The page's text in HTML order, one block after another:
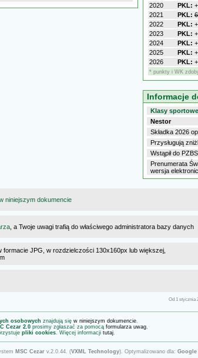
2020
PKL:
2021
PKL:
2022
PKL:
2023
PKL:
2024
PKL:
2025
PKL:
2026
PKL:
* punkty i WK
Informacje
Klasy sportowe
Nestor
Składka 2026
Przysługują
Wstąpił do
Prenumerata
wersja
niniejszym dokumencie
, a Twoje uwagi trafią do właściwego administratora bazy danych
JPG, w rozdzielczości 130x160px lub większej,
Od 1 stycznia
osobowych znajdują się w niniejszym dokumencie.
Cezar 2.0 prosimy zgłaszać za pomocą formularza uwag.
pliki cookies. Więcej informacji tutaj.
MSC Cezar v.2.0.44. (VXML Technology). Optymalizowano dla: Google